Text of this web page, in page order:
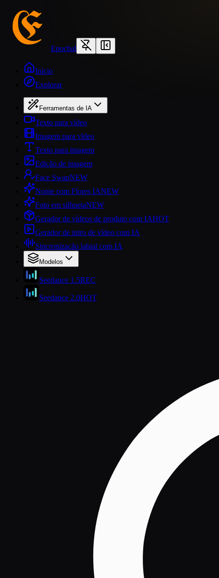
Epochal
Início
Explorar
Ferramentas de IA
Texto para vídeo
Imagem para vídeo
Texto para imagem
Edição de imagem
Face SwapNEW
Nome com Flores IANEW
Foto em silhuetaNEW
Gerador de vídeos de produto com IAHOT
Gerador de intro de vídeo com IA
Sincronização labial com IA
Modelos
Seedance 1.5REC
Seedance 2.0HOT